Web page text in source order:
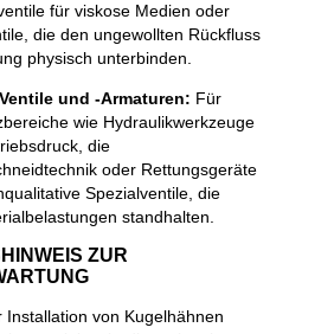
für viskose Medien oder
die den ungewollten Rückfluss
physisch unterbinden.
und -Armaturen: Für
wie Hydraulikwerkzeuge
die
oder Rettungsgeräte
Spezialventile, die
standhalten.
ZUR
Installation von Kugelhähnen